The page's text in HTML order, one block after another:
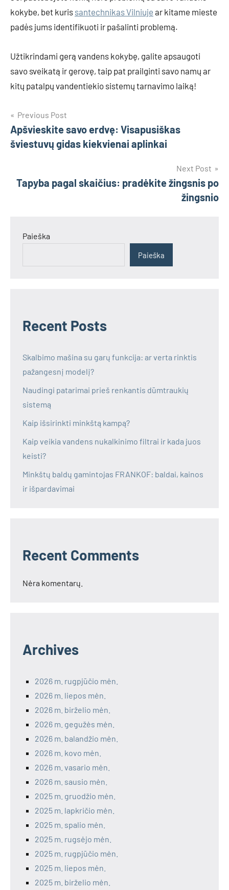
kokybe, bet kuris santechnikas Vilniuje ar kitame mieste
padės jums identifikuoti ir pašalinti problemą.
Užtikrindami gerą vandens kokybę, galite apsaugoti
savo sveikatą ir gerovę, taip pat prailginti savo namų ar
kitų patalpų vandentiekio sistemų tarnavimo laiką!
Navigacija
tarp
Previous Post
Apšvieskite savo erdvę: Visapusiškas
šviestuvų gidas kiekvienai aplinkai
Next Post
Tapyba pagal skaičius: pradėkite žingsnis po
žingsnio
Paieška
Paieška
Recent Posts
Skalbimo mašina su garų funkcija: ar verta rinktis
pažangesnį modelį?
Naudingi patarimai prieš renkantis dūmtraukių
sistemą
Kaip išsirinkti minkštą kampą?
Kaip veikia vandens nukalkinimo filtrai ir kada juos
keisti?
Minkštų baldų gamintojas FRANKOF: baldai, kainos
ir išpardavimai
Recent Comments
Nėra komentarų.
Archives
2026 m. rugpjūčio mėn.
2026 m. liepos mėn.
2026 m. birželio mėn.
2026 m. gegužės mėn.
2026 m. balandžio mėn.
2026 m. kovo mėn.
2026 m. vasario mėn.
2026 m. sausio mėn.
2025 m. gruodžio mėn.
2025 m. lapkričio mėn.
2025 m. spalio mėn.
2025 m. rugsėjo mėn.
2025 m. rugpjūčio mėn.
2025 m. liepos mėn.
2025 m. birželio mėn.